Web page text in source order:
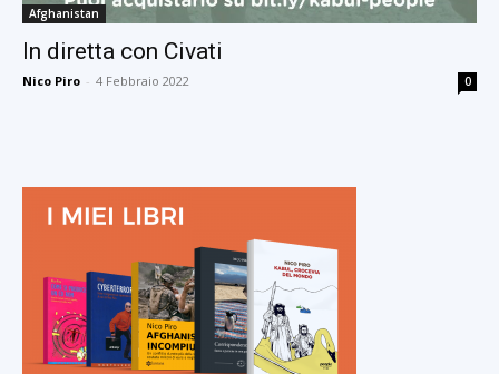
Afghanistan
In diretta con Civati
Nico Piro - 4 Febbraio 2022 0